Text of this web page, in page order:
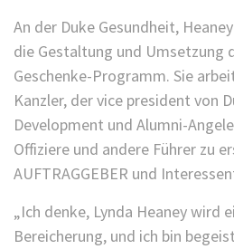
An der Duke Gesundheit,
die Gestaltung und Umsetzung
Geschenke-Programm. Sie
Kanzler, der vice president von
Development und Alumni-
Offiziere und andere Führer zu
AUFTRAGGEBER und
„Ich denke, Lynda Heaney wird
Bereicherung, und ich bin